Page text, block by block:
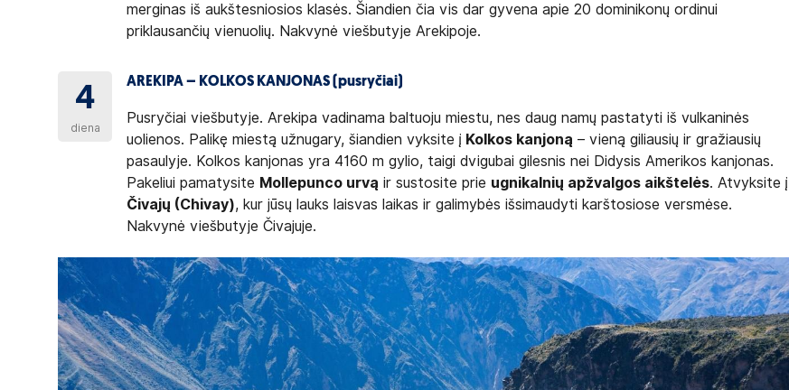
merginas iš aukštesniosios klasės. Šiandien čia vis dar gyvena apie 20 dominikonų ordinui
priklausančių vienuolių. Nakvynė viešbutyje Arekipoje.
4
diena
AREKIPA – KOLKOS KANJONAS (pusryčiai)
Pusryčiai viešbutyje. Arekipa vadinama baltuoju miestu, nes daug namų pastatyti iš vulkaninės
uolienos. Palikę miestą užnugary, šiandien vyksite į Kolkos kanjoną – vieną giliausių ir gražiausių
pasaulyje. Kolkos kanjonas yra 4160 m gylio, taigi dvigubai gilesnis nei Didysis Amerikos kanjonas.
Pakeliui pamatysite Mollepunco urvą ir sustosite prie ugnikalnių apžvalgos aikštelės. Atvyksite į
Čivajų (Chivay), kur jūsų lauks laisvas laikas ir galimybės išsimaudyti karštosiose versmėse.
Nakvynė viešbutyje Čivajuje.